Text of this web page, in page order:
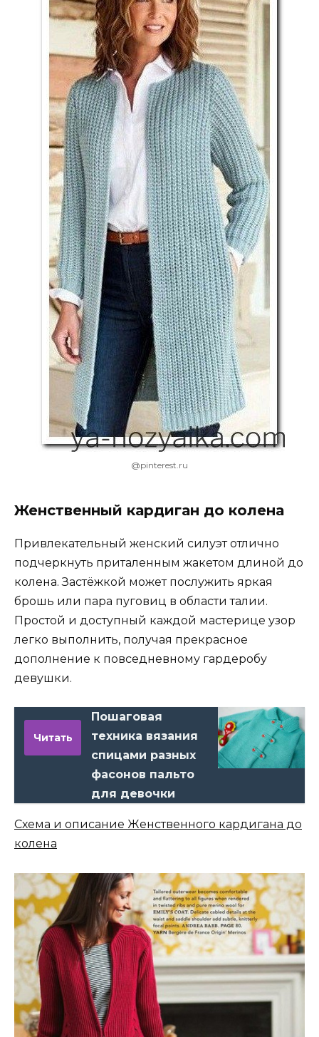
@pinterest.ru
Женственный кардиган до колена
Привлекательный женский силуэт отлично
подчеркнуть приталенным жакетом длиной до
колена. Застёжкой может послужить яркая
брошь или пара пуговиц в области талии.
Простой и доступный каждой мастерице узор
легко выполнить, получая прекрасное
дополнение к повседневному гардеробу
девушки.
Читать
Пошаговая
техника вязания
спицами разных
фасонов пальто
для девочки
Схема и описание Женственного кардигана до
колена